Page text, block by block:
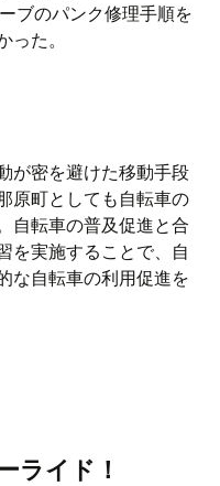
ブのパンク修理手順を
た。
が密を避けた移動手段
原町としても自転車の
自転車の普及促進と合
を実施することで、自
な自転車の利用促進を
ライド！